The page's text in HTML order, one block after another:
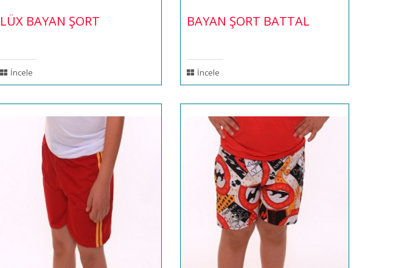
LÜX BAYAN ŞORT
İncele
BAYAN ŞORT BATTAL
İncele